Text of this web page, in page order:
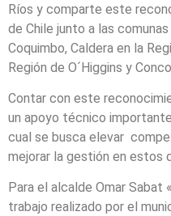
Ríos y comparte este
de Chile junto a las
Coquimbo, Caldera en la
Región de O´Higgins y
Contar con este
un apoyo técnico
cual se busca elevar
mejorar la gestión en estos
Para el alcalde Omar Sabat
trabajo realizado por el